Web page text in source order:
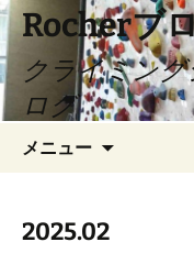
Rocherブ
クライミン
ログ
メニュー
2025.02